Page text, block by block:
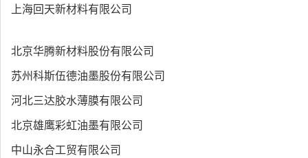
上海回天新材料有限公司
北京华腾新材料股份有限公司
苏州科斯伍德油墨股份有限公司
河北三达胶水薄膜有限公司
北京雄鹰彩虹油墨有限公司
中山永合工贸有限公司